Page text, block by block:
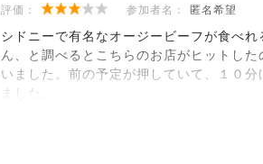
評価： 参加者名： 匿名希望
シドニーで有名なオージービーフが食べれ
ん、と調べるとこちらのお店がヒットした
いました。前の予定が押していて、１０分
ました。